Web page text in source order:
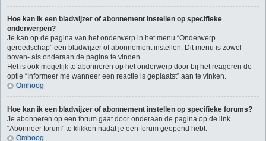
Hoe kan ik een bladwijzer of abonnement instellen op specifieke
onderwerpen?
Je kan op de pagina van het onderwerp in het menu “Onderwerp
gereedschap” een bladwijzer of abonnement instellen. Dit menu is zowel
boven- als onderaan de pagina te vinden.
Het is ook mogelijk te abonneren op het onderwerp door bij het reageren de
optie “Informeer me wanneer een reactie is geplaatst” aan te vinken.
Omhoog
Hoe kan ik een bladwijzer of abonnement instellen op specifieke forums?
Je abonneren op een forum gaat door onderaan de pagina op de link
“Abonneer forum” te klikken nadat je een forum geopend hebt.
Omhoog